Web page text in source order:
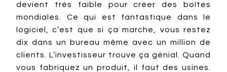
devient très faible pour créer des boîtes
mondiales. Ce qui est fantastique dans le
logiciel, c’est que si ça marche, vous restez
dix dans un bureau même avec un million de
clients. L’investisseur trouve ça génial. Quand
vous fabriquez un produit, il faut des usines.